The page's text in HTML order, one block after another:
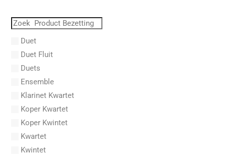
Absil, Jean
AC/DC
Acker, Dieter
Acosta, Omar
Duet
Duet Fluit
Duets
Ensemble
Klarinet Kwartet
Koper Kwartet
Koper Kwintet
Kwartet
Kwintet